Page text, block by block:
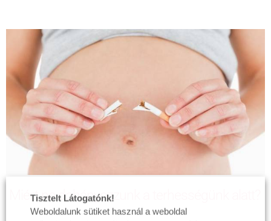
Miért ne dohányozzunk a terhességünk alatt?
Tisztelt Látogatónk!
Weboldalunk sütiket használ a weboldal